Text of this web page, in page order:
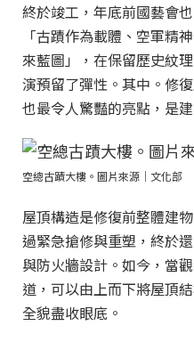
終於竣工，年底前國藝會
「古蹟作為載體、空軍精
來藍圖」，在保留歷史紋
演預留了彈性。其中。修
也最令人驚豔的亮點，是
空總古蹟大樓。圖片來源｜文化部
屋頂構造是修復前整體建
過緊急搶修與重塑，終於
與防火牆設計。如今，當
道，可以由上而下將屋頂
全貌盡收眼底。